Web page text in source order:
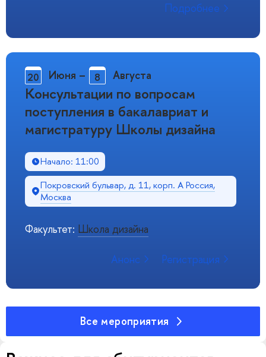
Подробнее
Консультации по вопросам
поступления в бакалавриат и
магистратуру Школы дизайна
20 Июня – 8 Августа
Начало: 11:00
Покровский бульвар, д. 11, корп. A Россия,
Москва
Факультет: Школа дизайна
Анонс Регистрация
Все мероприятия